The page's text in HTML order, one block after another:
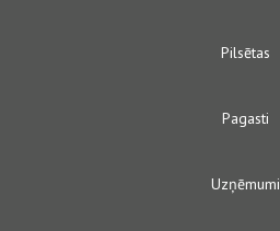
Pilsētas
Pagasti
Uzņēmumi